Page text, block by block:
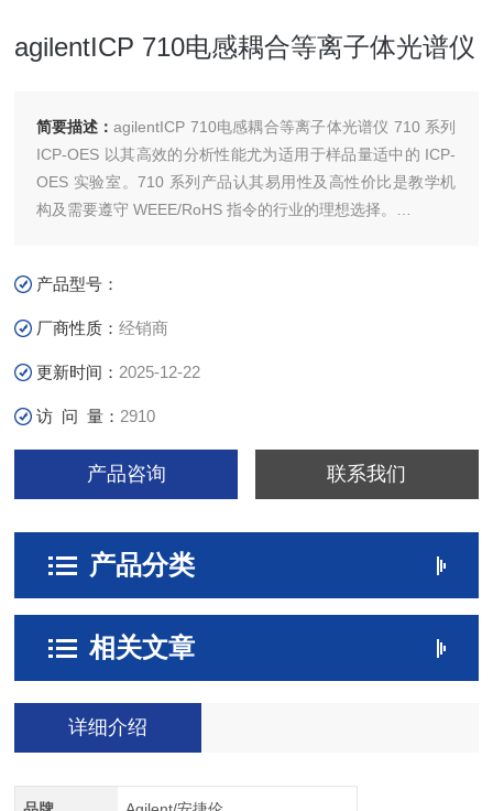
agilentICP 710电感耦合等离子体光谱仪
简要描述：agilentICP 710电感耦合等离子体光谱仪 710 系列
ICP-OES 以其高效的分析性能尤为适用于样品量适中的 ICP-
OES 实验室。710 系列产品认其易用性及高性价比是教学机
构及需要遵守 WEEE/RoHS 指令的行业的理想选择。
• 稳健的等离子体确保结果的可靠性
产品型号：
厂商性质：经销商
更新时间： 2025-12-22
访 问 量： 2910
产品咨询 联系我们
产品分类
相关文章
详细介绍